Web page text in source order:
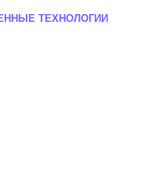
ТЕХНОЛОГИИ